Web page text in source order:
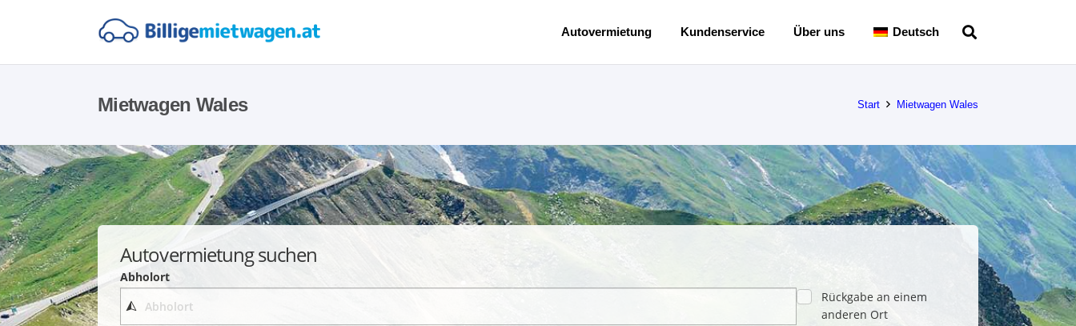
Autovermietung Kundenservice Über uns Deutsch
Mietwagen Wales Start Mietwagen Wales
Autovermietung suchen
Abholort
Rückgabe an einem
anderen Ort